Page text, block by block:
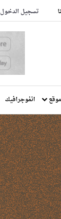
تسجيل الدخول
انفوجرافيك